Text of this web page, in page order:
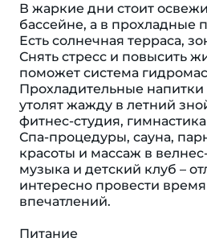
В жаркие дни стоит
бассейне, а в прохладные
Есть солнечная терраса,
Снять стресс и повысить
поможет система
Прохладительные напитки
утолят жажду в летний
фитнес-студия,
Спа-процедуры, сауна,
красоты и массаж в
музыка и детский клуб –
интересно провести
впечатлений.
Питание